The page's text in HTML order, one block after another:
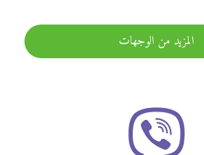
المزيد من الوجهات